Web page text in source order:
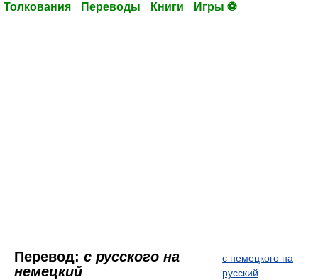
Толкования Переводы Книги Игры ⚽
Перевод: с русского на
немецкий
с немецкого на
русский